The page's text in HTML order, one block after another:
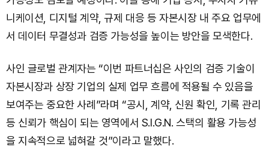
니케이션, 디지털 계약, 규제 대응 등 자본시장 내 주요 업무에
서 데이터 무결성과 검증 가능성을 높이는 방안을 모색한다.
사인 글로벌 관계자는 “이번 파트너십은 사인의 검증 기술이
자본시장과 상장 기업의 실제 업무 흐름에 적용될 수 있음을
보여주는 중요한 사례”라며 “공시, 계약, 신원 확인, 기록 관리
등 신뢰가 핵심이 되는 영역에서 S.I.G.N. 스택의 활용 가능성
을 지속적으로 넓혀갈 것”이라고 말했다.